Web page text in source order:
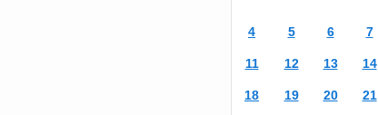
4 5 6 7
11 12 13 14
18 19 20 21